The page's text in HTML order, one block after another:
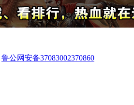
鲁公网安备37083002370860